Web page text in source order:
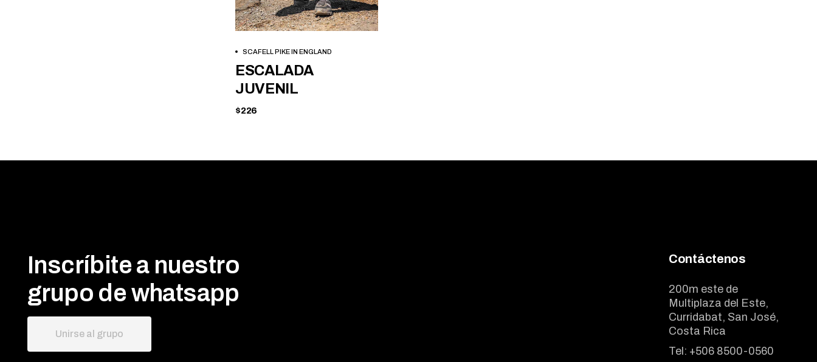
BOOK NOW
SCAFELL PIKE IN ENGLAND
ESCALADA
JUVENIL
$226
Inscríbite a nuestro
grupo de whatsapp
Unirse al grupo
Contáctenos
200m este de
Multiplaza del Este,
Curridabat, San José,
Costa Rica
Tel: +506 8500-0560